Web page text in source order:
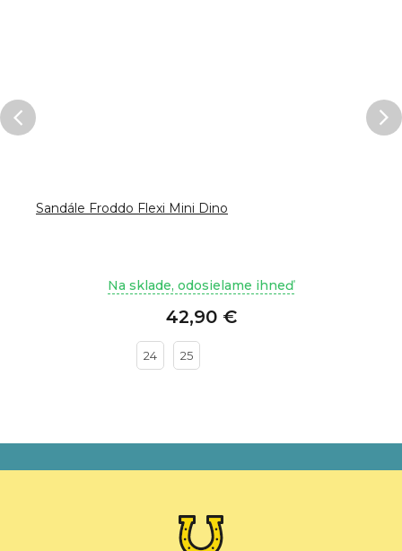
Sandále Froddo Flexi Mini Dino
Na sklade, odosielame ihneď
42,90 €
24 25
á